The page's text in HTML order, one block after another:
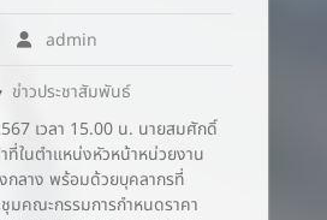
admin
ข่าวประชาสัมพันธ์
เวลา 15.00 น. นายสมศักดิ์
ที่ในตำแหน่งหัวหน้าหน่วยงาน
กลาง พร้อมด้วยบุคลากรที่
มคณะกรรมการกำหนดราคา